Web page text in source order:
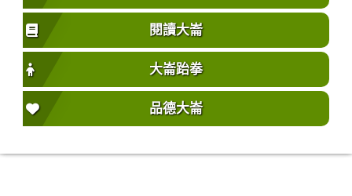
閱讀大崙
大崙跆拳
品德大崙